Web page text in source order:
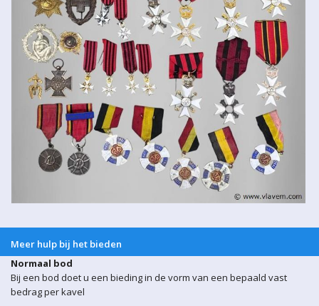
Meer hulp bij het bieden
Normaal bod
Bij een bod doet u een bieding in de vorm van een bepaald vast
bedrag per kavel